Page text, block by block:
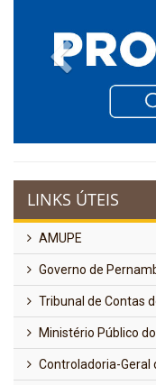
Previous
LINKS ÚTEIS
AMUPE
Governo de
Tribunal de Contas
Ministério Público
Controladoria-Geral